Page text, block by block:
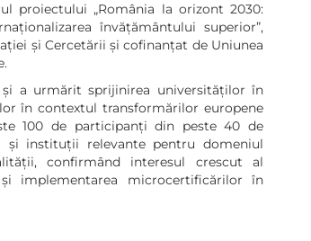
proiectului „România la orizont 2030:
învățământului superior”,
și Cercetării și cofinanțat de Uniunea
a urmărit sprijinirea universităților în
în contextul transformărilor europene
100 de participanți din peste 40 de
și instituții relevante pentru domeniul
confirmând interesul crescut al
implementarea microcertificărilor în